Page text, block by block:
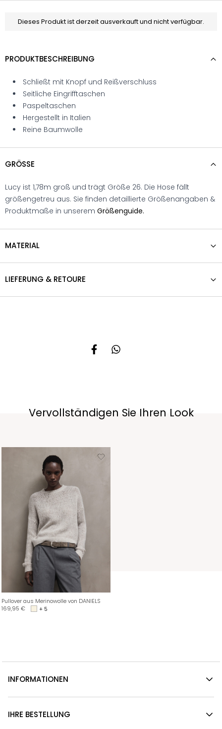
Dieses Produkt ist derzeit ausverkauft und nicht verfügbar.
PRODUKTBESCHREIBUNG
Schließt mit Knopf und Reißverschluss
Seitliche Eingrifftaschen
Paspeltaschen
Hergestellt in Italien
Reine Baumwolle
GRÖSSE
Lucy ist 1,78m groß und trägt Größe 26. Die Hose fällt
größengetreu aus. Sie finden detaillierte Größenangaben &
Produktmaße in unserem Größenguide.
MATERIAL
LIEFERUNG & RETOURE
Vervollständigen Sie Ihren Look
Pullover aus Merinowolle von DANIELS
169,95 € + 5
INFORMATIONEN
IHRE BESTELLUNG